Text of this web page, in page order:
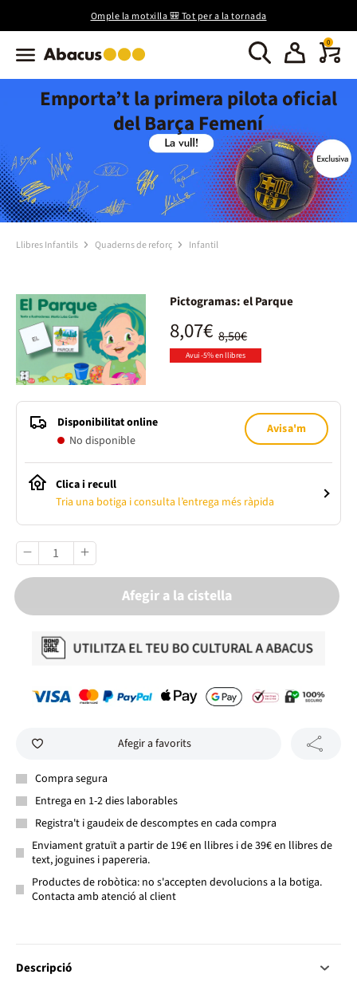
Omple la motxilla 🎒 Tot per a la tornada
0
Emporta’t la primera pilota oficial
del Barça Femení
Llibres Infantils Quaderns de reforç Infantil
Pictogramas: el Parque
8,50€
8,07€
Avui -5% en llibres
Disponibilitat online
No disponible
Avisa'm
Clica i recull
Tria una botiga i consulta l’entrega més ràpida
Afegir a la cistella
Afegir a favorits
Compra segura
Entrega en 1-2 dies laborables
Registra't i gaudeix de descomptes en cada compra
Enviament gratuït a partir de 19€ en llibres i de 39€ en llibres de
text, joguines i papereria.
Productes de robòtica: no s'accepten devolucions a la botiga.
Contacta amb atenció al client
Descripció